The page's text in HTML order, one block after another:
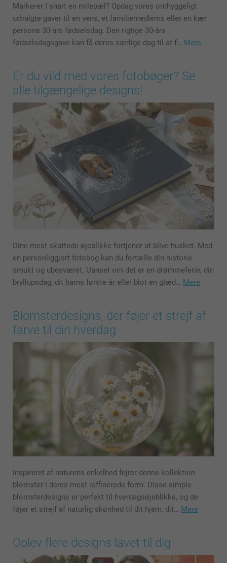
Markerer I snart en milepæl? Opdag vores omhyggeligt
udvalgte gaver til en vens, et familiemedlems eller en kær
persons 30-års fødselsdag. Den rigtige 30-års
fødselsdagsgave kan få deres særlige dag til at f… Mere
Er du vild med vores fotobøger? Se
alle tilgængelige designs!
Dine mest skattede øjeblikke fortjener at blive husket. Med
en personliggjort fotobog kan du fortælle din historie
smukt og ubesværet. Uanset om det er en drømmeferie, din
bryllupsdag, dit barns første år eller blot en glæd… Mere
Blomsterdesigns, der føjer et strejf af
farve til din hverdag
Inspireret af naturens enkelhed fejrer denne kollektion
blomster i deres mest raffinerede form. Disse simple
blomsterdesigns er perfekt til hverdagsøjeblikke, og de
føjer et strejf af naturlig skønhed til dit hjem, dit… Mere
Oplev flere designs lavet til dig